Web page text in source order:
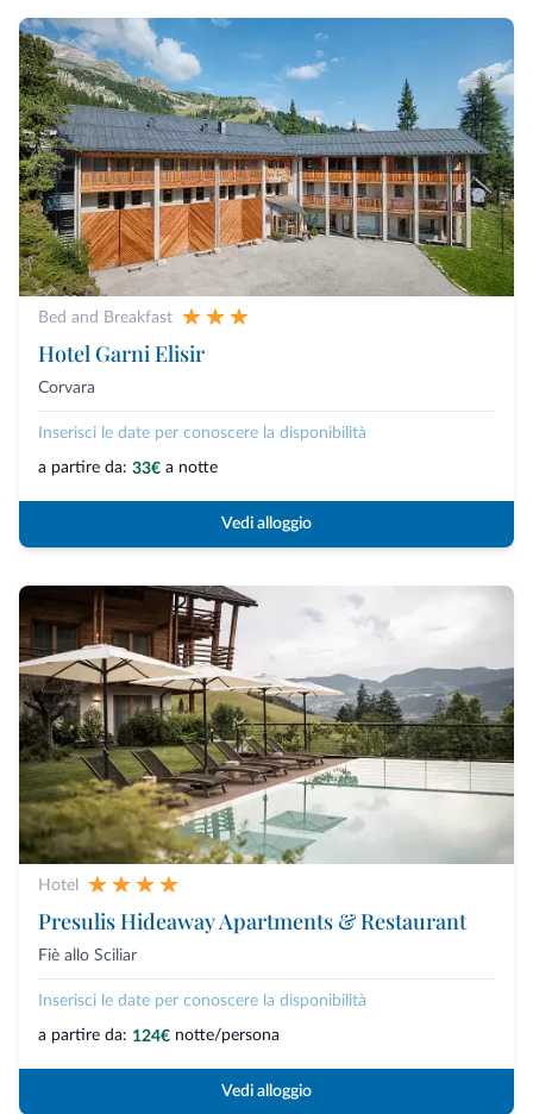
Bed and Breakfast
Hotel Garni Elisir
Corvara
Inserisci le date per conoscere la disponibilità
a partire da: 33€ a notte
Vedi alloggio
Hotel
Presulis Hideaway Apartments & Restaurant
Fiè allo Sciliar
Inserisci le date per conoscere la disponibilità
a partire da: 124€ notte/persona
Vedi alloggio